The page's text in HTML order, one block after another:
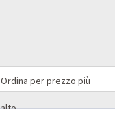
Ordina per prezzo più
alto